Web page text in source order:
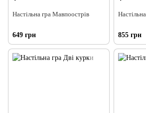
Настільна гра Мавпоострів
649 грн 855 грн